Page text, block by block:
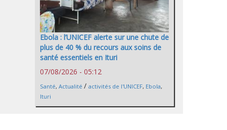
Ebola : l’UNICEF alerte sur une chute de
plus de 40 % du recours aux soins de
santé essentiels en Ituri
07/08/2026 - 05:12
Santé, Actualité / activités de l'UNICEF, Ebola,
Ituri